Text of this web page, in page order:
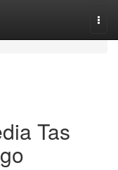
Tas